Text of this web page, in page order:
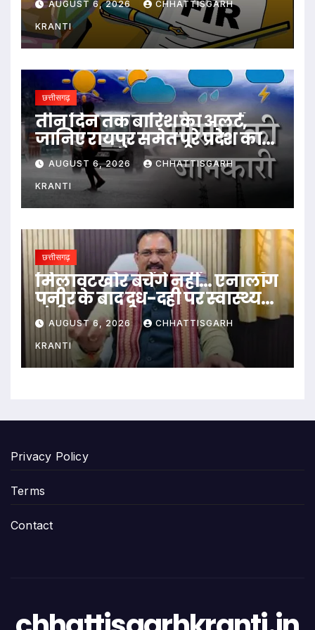
AUGUST 6, 2026 CHHATTISGARH
KRANTI
छत्तीसगढ़
तीन दिन तक बारिश का अलर्ट,
जानिए रायपुर समेत पूरे प्रदेश का
हाल…
AUGUST 6, 2026 CHHATTISGARH
KRANTI
छत्तीसगढ़
मिलावटखोर बचेंगे नहीं… एनालॉग
पनीर के बाद दूध-दही पर स्वास्थ्य
मंत्री का बड़ा बयान
AUGUST 6, 2026 CHHATTISGARH
KRANTI
Privacy Policy
Terms
Contact